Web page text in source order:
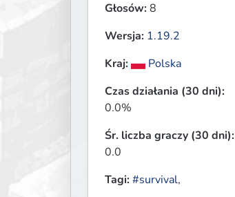
Głosów:8
Wersja: 1.19.2
Kraj:
Polska
Czas działania (30 dni):
0.0%
Śr. liczba graczy (30 dni):
0.0
Tagi:#survival,